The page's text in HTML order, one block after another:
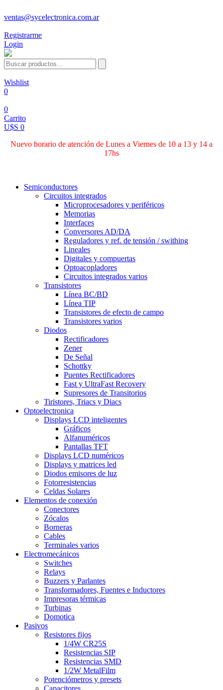
ventas@sycelectronica.com.ar
Registrarme
Login
Wishlist
0
0
Carrito
U$S 0
Nuevo horario de atención de Lunes a Viernes de 10 a 13 y 14 a
17hs
Semiconductores
Circuitos integrados
Microprocesadores y periféricos
Memorias
Interfaces
Conversores AD/DA
Reguladores y ref. de tensión / swithing
Lineales
Digitales y compuertas
Optoacopladores
Circuitos integrados varios
Transistores
Línea BC/BD
Línea TIP
Transistores de efecto de campo
Transistores varios
Diodos
Rectificadores
Zener
De Señal
Schottky
Puentes Rectificadores
Fast y UltraFast Recovery
Supresores de Transitorios
Tiristores, Triacs y Diacs
Optoelectronica
Displays LCD inteligentes
Gráficos
Alfanuméricos
Pantallas TFT
Displays LCD numéricos
Displays y matrices led
Diodos emisores de luz
Fotorresistencias
Celdas Solares
Elementos de conexión
Conectores
Zócalos
Borneras
Cables
Terminales varios
Electromecánicos
Switches
Relays
Buzzers y Parlantes
Transformadores, Fuentes e Inductores
Impresoras térmicas
Turbinas
Domotica
Pasivos
Resistores fijos
1/4W CR25S
Resistencias SIP
Resistencias SMD
1/2W MetalFilm
Potenciómetros y presets
Capacitores